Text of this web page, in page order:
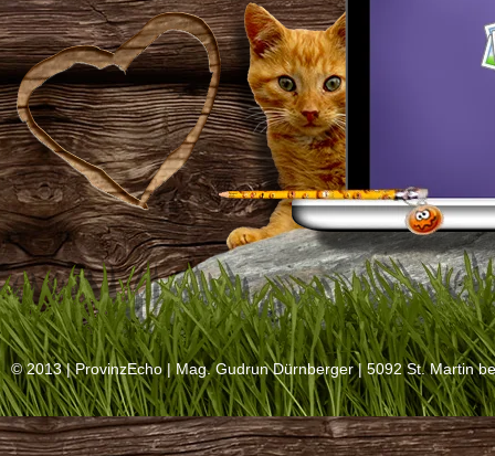
© 2013 |ProvinzEcho | Mag. Gudrun Dürnberger | 5092 St. Martin